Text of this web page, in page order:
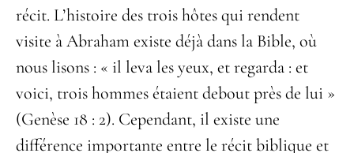
récit. L’histoire des trois hôtes qui rendent
visite à Abraham existe déjà dans la Bible, où
nous lisons : « il leva les yeux, et regarda : et
voici, trois hommes étaient debout près de lui »
(Genèse 18 : 2). Cependant, il existe une
différence importante entre le récit biblique et